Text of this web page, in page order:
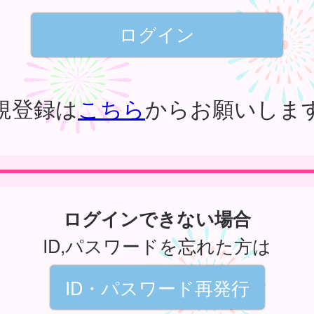
登録はこちらからお願いしま
ログインできない場合
ID,パスワードを忘れた方は
ID・パスワード再発行